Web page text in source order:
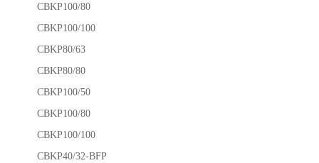
CBKP100/80
CBKP100/100
CBKP80/63
CBKP80/80
CBKP100/50
CBKP100/80
CBKP100/100
CBKP40/32-BFP